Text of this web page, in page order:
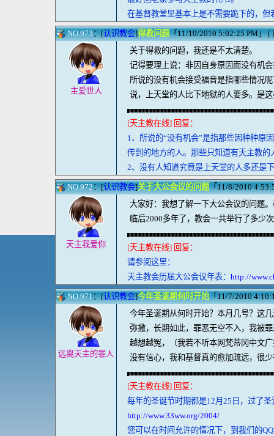
在基督教堂里基本上是不需要跪下的，
NO.973：[认识教会]得救问题「11/10/2010 5:02:25 PM」 [
主爱世人
关于得救的问题，我还是不太清楚。
记得要理上说：非因自身原因而没有机
所说的没有机会接受福音是指哪些情况
说，上天堂的人比下地狱的人要多。是
[天主教在线] 回复：
1、所说的“没有机会”是指那些因种种原
传到的地方的人。那些只知道有天主教的
2、没有人知道究竟是上天堂的人多还是
NO.972：[认识教会]关于大公会议的问题「11/8/2010
天主我爱你
大家好：我想了解一下大公会议的问题
临后2000多年了，教会一共举行了多少
[天主教在线] 回复：
请参阅这里：
天主教会历届大公会议年表： http://
NO.971：[认识教会]今年圣诞期何时开始「11/7/2010
远离天主的罪人
今年圣诞期从何时开始？本月几号？这
弥撒，长期如此，罪恶无空不入，我被
越想越冤，（我若不听本网梵蒂冈中文
没有信心，我和基督真的愈加疏远，很
[天主教在线] 回复：
每年的圣诞节时期都是12月25日，过了
http://www.33ww.org/2004/
您可以在时间允许的情况下，到我们的